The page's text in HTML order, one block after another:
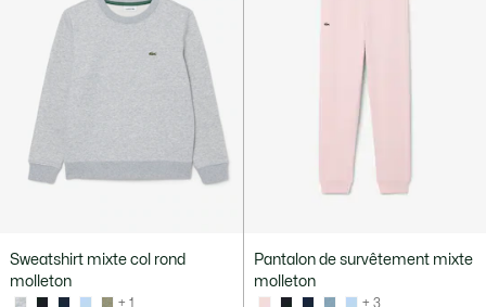
Sweatshirt mixte col rond
molleton
+ 1
Pantalon de survêtement mixte
molleton
+ 3